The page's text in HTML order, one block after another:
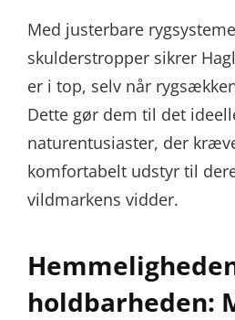
Med justerbare
skulderstropper sikrer
er i top, selv når
Dette gør dem til det
naturentusiaster, der
komfortabelt udstyr til
vildmarkens vidder.
holdbarheden: